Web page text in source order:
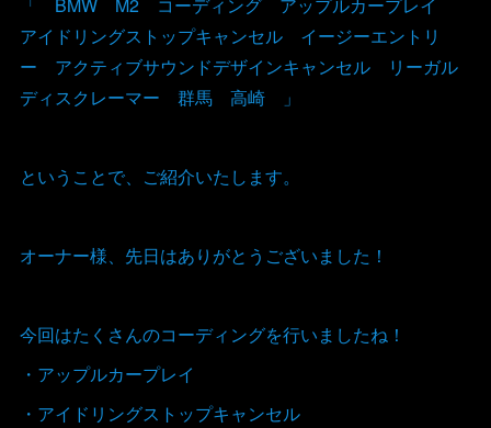
「 BMW M2 コーディング アップルカープレイ
アイドリングストップキャンセル イージーエントリ
ー アクティブサウンドデザインキャンセル リーガル
ディスクレーマー 群馬 高崎 」
ということで、ご紹介いたします。
オーナー様、先日はありがとうございました！
今回はたくさんのコーディングを行いましたね！
・アップルカープレイ
・アイドリングストップキャンセル